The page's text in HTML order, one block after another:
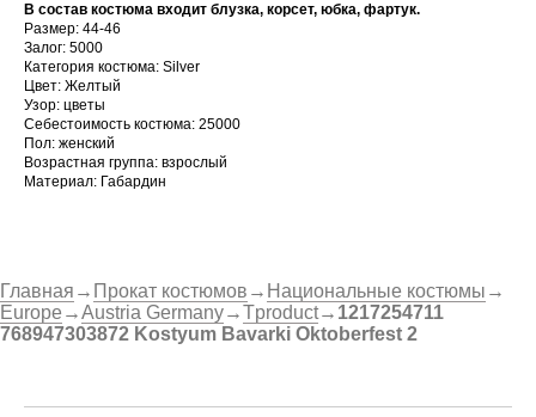
В состав костюма входит блузка, корсет, юбка, фартук.
Размер: 44-46
Залог: 5000
Категория костюма: Silver
Цвет: Желтый
Узор: цветы
Себестоимость костюма: 25000
Пол: женский
Возрастная группа: взрослый
Материал: Габардин
Главная → Прокат костюмов → Национальные костюмы →
Europe →Austria Germany→Tproduct→ 1217254711
768947303872 Kostyum Bavarki Oktoberfest 2